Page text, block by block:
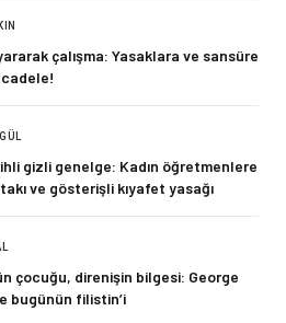
yararak çalışma: Yasaklara ve sansüre
gizli genelge: Kadın öğretmenlere
ve gösterişli kıyafet yasağı
çocuğu, direnişin bilgesi: George
bugünün filistin’i